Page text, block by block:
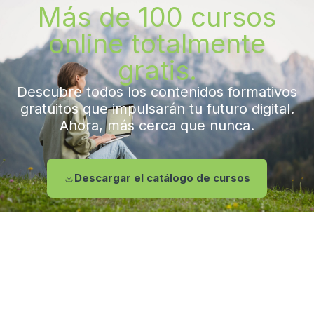
Más de 100 cursos
online totalmente
gratis.
Descubre todos los contenidos formativos
gratuitos que impulsarán tu futuro digital.
Ahora, más cerca que nunca.
Descargar el catálogo de cursos